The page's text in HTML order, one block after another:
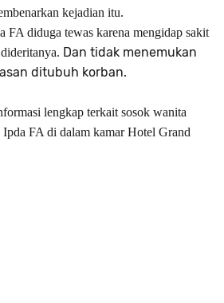
kejadian itu.
FA diduga tewas karena mengidap sakit
Dan tidak menemukan
ditubuh korban.
lengkap terkait sosok wanita
FA di dalam kamar Hotel Grand